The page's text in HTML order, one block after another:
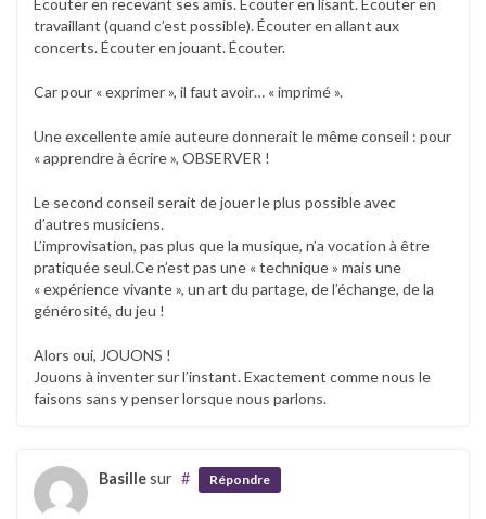
travaillant (quand c’est possible). Écouter en allant aux
concerts. Écouter en jouant. Écouter.
Car pour « exprimer », il faut avoir… « imprimé ».
Une excellente amie auteure donnerait le même conseil : pour
« apprendre à écrire », OBSERVER !
Le second conseil serait de jouer le plus possible avec
d’autres musiciens.
L’improvisation, pas plus que la musique, n’a vocation à être
pratiquée seul.Ce n’est pas une « technique » mais une
« expérience vivante », un art du partage, de l’échange, de la
générosité, du jeu !
Alors oui, JOUONS !
Jouons à inventer sur l’instant. Exactement comme nous le
faisons sans y penser lorsque nous parlons.
Basillesur # Répondre